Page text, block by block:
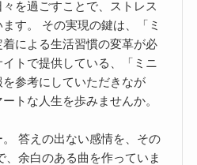
を過ごすことで、ストレス
す。 その実現の鍵は、「ミ
による生活習慣の変革が必
トで提供している、「ミニ
参考にしていただきなが
トな人生を歩みませんか。
答えの出ない感情を、その
、余白のある曲を作っていま